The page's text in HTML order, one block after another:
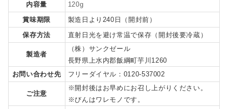
内容量
120g
賞味期限
製造日より240日（開封前）
保存方法
直射日光を避け常温で保存（開封後要冷蔵）
製造者
（株）サンクゼール
長野県上水内郡飯綱町芋川1260
お問い合わせ先
フリーダイヤル：0120-537002
ご注意
※開封後はお早めにお召し上がりください。
※びんはワレモノです。